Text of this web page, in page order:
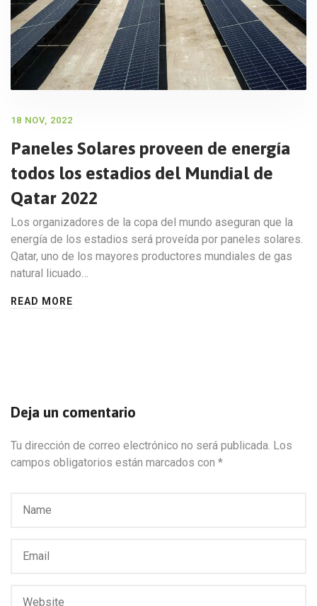
18 NOV, 2022
Paneles Solares proveen de energía
todos los estadios del Mundial de
Qatar 2022
Los organizadores de la copa del mundo aseguran que la
energía de los estadios será proveída por paneles solares.
Qatar, uno de los mayores productores mundiales de gas
natural licuado…
READ MORE
Deja un comentario
Tu dirección de correo electrónico no será publicada. Los
campos obligatorios están marcados con *